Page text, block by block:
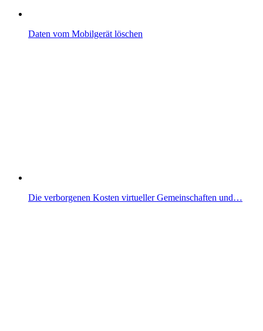
Daten vom Mobilgerät löschen
Die verborgenen Kosten virtueller Gemeinschaften und…